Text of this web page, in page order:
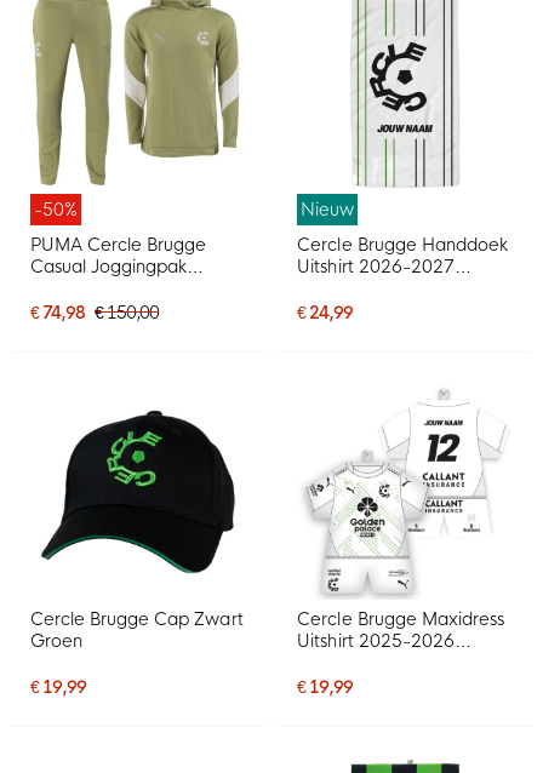
-50%
PUMA Cercle Brugge
Casual Joggingpak
Groen
€ 74,98 € 150,00
Nieuw
Cercle Brugge Handdoek
Uitshirt 2026-2027
€ 24,99
Cercle Brugge Cap Zwart
Groen
€ 19,99
Cercle Brugge Maxidress
Uitshirt 2025-2026
€ 19,99